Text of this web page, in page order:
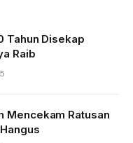
Tahun Disekap
Raib
Mencekam Ratusan